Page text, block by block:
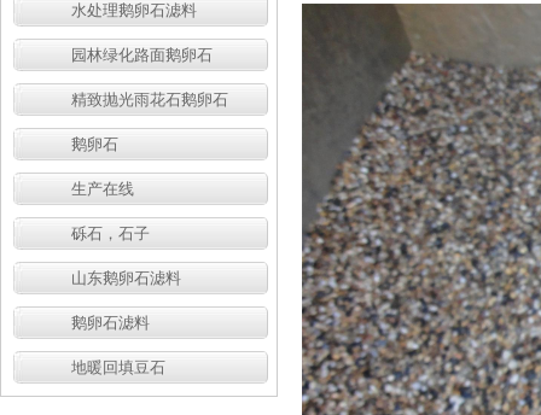
水处理鹅卵石滤料
园林绿化路面鹅卵石
精致抛光雨花石鹅卵石
鹅卵石
生产在线
砾石，石子
山东鹅卵石滤料
鹅卵石滤料
地暖回填豆石